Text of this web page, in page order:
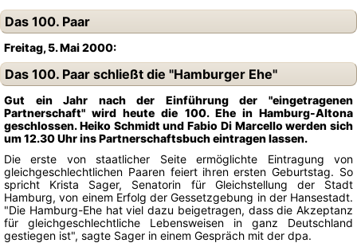
Das 100. Paar
Freitag, 5. Mai 2000:
Das 100. Paar schließt die "Hamburger Ehe"
Gut ein Jahr nach der Einführung der "eingetragenen
Partnerschaft" wird heute die 100. Ehe in Hamburg-Altona
geschlossen. Heiko Schmidt und Fabio Di Marcello werden sich
um 12.30 Uhr ins Partnerschaftsbuch eintragen lassen.
Die erste von staatlicher Seite ermöglichte Eintragung von
gleichgeschlechtlichen Paaren feiert ihren ersten Geburtstag. So
spricht Krista Sager, Senatorin für Gleichstellung der Stadt
Hamburg, von einem Erfolg der Gessetzgebung in der Hansestadt.
"Die Hamburg-Ehe hat viel dazu beigetragen, dass die Akzeptanz
für gleichgeschlechtliche Lebensweisen in ganz Deutschland
gestiegen ist", sagte Sager in einem Gespräch mit der dpa.